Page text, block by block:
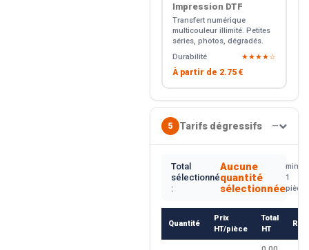
Impression DTF
Transfert numérique
multicouleur illimité. Petites
séries, photos, dégradés.
Durabilité
★★★★☆
À partir de 2.75 €
5 Tarifs dégressifs —
Total
sélectionné
:
Aucune
quantité
sélectionnée
min.
1
pièce
Quantité
Prix
HT/pièce
Total
HT